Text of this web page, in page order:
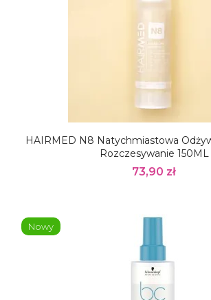
HAIRMED N8 Natychmiastowa
Rozczesywanie 150ML
73,90 zł
Nowy